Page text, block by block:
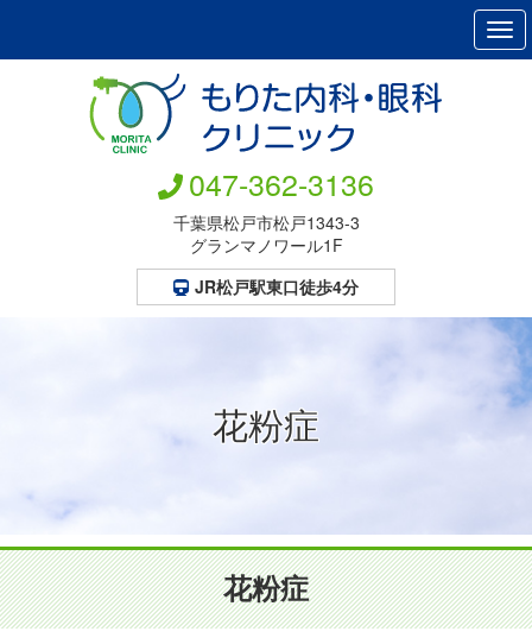
047-362-3136
千葉県松戸市松戸1343-3
グランマノワール1F
JR松戸駅東口徒歩4分
花粉症
花粉症